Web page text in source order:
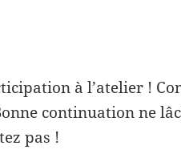
à l’atelier !
continuation ne
pas !